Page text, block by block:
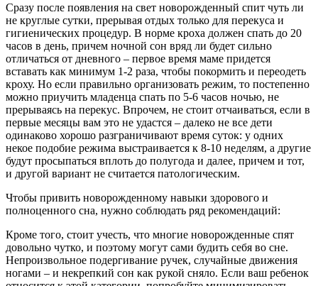
Сразу после появления на свет новорожденный спит чуть ли
не круглые сутки, прерывая отдых только для перекуса и
гигиенических процедур. В норме кроха должен спать до 20
часов в день, причем ночной сон вряд ли будет сильно
отличаться от дневного – первое время маме придется
вставать как минимум 1-2 раза, чтобы покормить и переодеть
кроху. Но если правильно организовать режим, то постепенно
можно приучить младенца спать по 5-6 часов ночью, не
прерываясь на перекус. Впрочем, не стоит отчаиваться, если в
первые месяцы вам это не удастся – далеко не все дети
одинаково хорошо разграничивают время суток: у одних
некое подобие режима выстраивается к 8-10 неделям, а другие
будут просыпаться вплоть до полугода и далее, причем и тот,
и другой вариант не считается патологическим.
Чтобы привить новорожденному навыки здорового и
полноценного сна, нужно соблюдать ряд рекомендаций:
Кроме того, стоит учесть, что многие новорожденные спят
довольно чутко, и поэтому могут сами будить себя во сне.
Непроизвольное подергивание ручек, случайные движения
ногами – и некрепкий сон как рукой сняло. Если ваш ребенок